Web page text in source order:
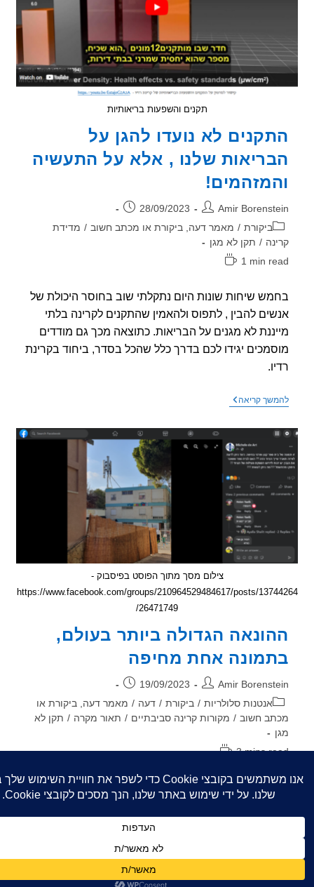
תקנים והשפעות בריאותיות
לא נועדו להגן על
שלנו , אלא על התעשיה
Amir פורסם:
28/09/2023
ביקורת / מאמר דעה, ביקורת או מכתב חשוב / מדידת
תקן לא מגן
1 min
שיחות שונות היום נתקלתי שוב בחוסר היכולת של
להבין , לתפוס ולהאמין שהתקנים לקרינה בלתי
לא מגנים על הבריאות. כתוצאה מכך גם מודדים
יגידו לכם בדרך כלל שהכל בסדר, ביחוד בקרינת
קריאההתקנים
להגן
הבריאות
שלנו
אלא
התעשיה
והמזהמים!
צילום מסך מתוך הפוסט בפיסבוק -
https://www.facebook.com/groups/210964529484617/posts/
26471749/
הגדולה ביותר בעולם,
אחת מחיפה
Amir פורסם:
19/09/2023
אנטנות סלולריות / ביקורת / דעה / מאמר דעה, ביקורת או
חשוב / מקורות קרינה סביבתיים / תאור מקרה / תקן לא
3 mins
בפוסט שפורסם בקבוצה שלנו בפיסבוק (ראו
שמתנהלת כבר יותר מ40 שנה בארץ ובעולם.
קריאה
ביותר